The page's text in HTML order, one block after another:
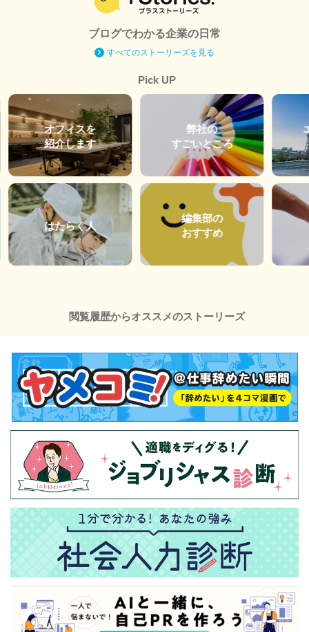
ブログでわかる企業の日常
すべてのストーリーズを見る
Pick UP
オフィスを
紹介します
はたらく人
弊社の
すごいところ
編集部の
おすすめ
閲覧履歴からオススメのストーリーズ